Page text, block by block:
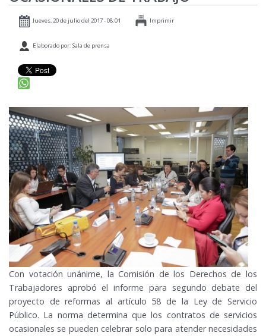
LEGISLAMOS
FISCALIZAMOS
PRENSA
PARTICIPACIÓN
RELACIONES INTERNACIONALES
AGENDA
Jueves, 20 de julio del 2017 - 08:01 Imprimir
Elaborado por: Sala de prensa
Con votación unánime, la Comisión de los Derechos de los
Trabajadores aprobó el informe para segundo debate del
proyecto de reformas al artículo 58 de la Ley de Servicio
Público. La norma determina que los contratos de servicios
ocasionales se pueden celebrar solo para atender necesidades